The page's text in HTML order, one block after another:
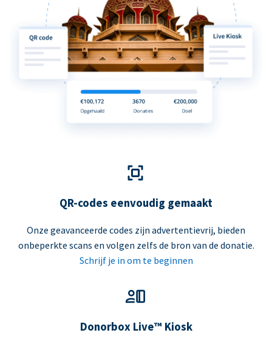
QR-codes eenvoudig gemaakt
Onze geavanceerde codes zijn advertentievrij, bieden
onbeperkte scans en volgen zelfs de bron van de donatie.
Schrijf je in om te beginnen
Donorbox Live™ Kiosk